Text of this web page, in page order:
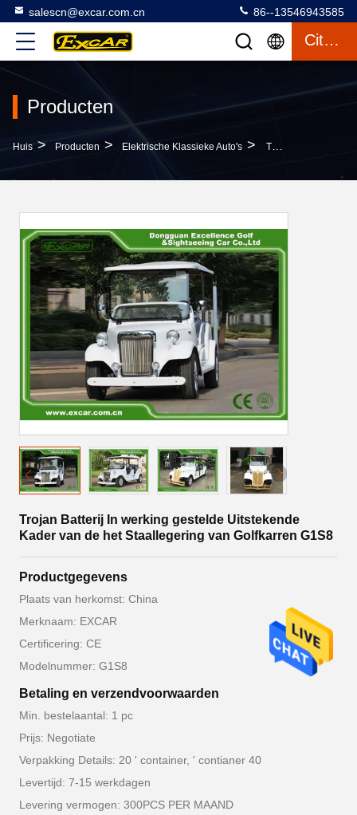
salescn@excar.com.cn 86--13546943585
Citaat
Producten
Huis > Producten > Elektrische Klassieke Auto's > Trojan Batterij In Werking Gestelde Uitstekende Kader Van De Het Staallegering Van Golfkarren G1S8
Trojan Batterij In werking gestelde Uitstekende
Kader van de het Staallegering van Golfkarren G1S8
Productgegevens
Plaats van herkomst: China
Merknaam: EXCAR
Certificering: CE
Modelnummer: G1S8
Betaling en verzendvoorwaarden
Min. bestelaantal: 1 pc
Prijs: Negotiate
Verpakking Details: 20 ' container, ' contianer 40
Levertijd: 7-15 werkdagen
Levering vermogen: 300PCS PER MAAND